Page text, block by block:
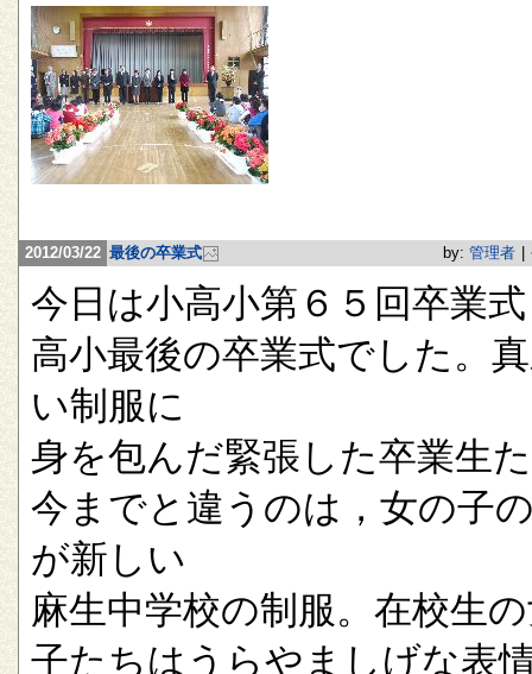
2012/03/22 最後の卒業式 by: 管理者
今日は小高小第６５回卒業
高小最後の卒業式でした。
い制服に
身を包んだ緊張した卒業生
今までと違うのは，女の子
が新しい
麻生中学校の制服。在校生
子たちはうらやましげな表